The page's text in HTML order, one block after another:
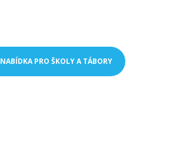
NABÍDKA PRO ŠKOLY A TÁBORY